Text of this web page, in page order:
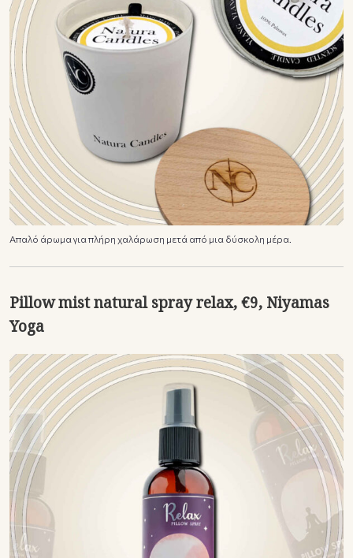
Απαλό άρωμα για πλήρη χαλάρωση μετά από μια δύσκολη μέρα.
Pillowmistnatural sprayrelax, €9, Niyamas
Yoga